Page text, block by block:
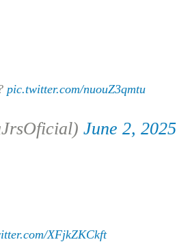
pic.twitter.com/nuouZ3qmtu
June 2, 2025
XFjkZKCkft